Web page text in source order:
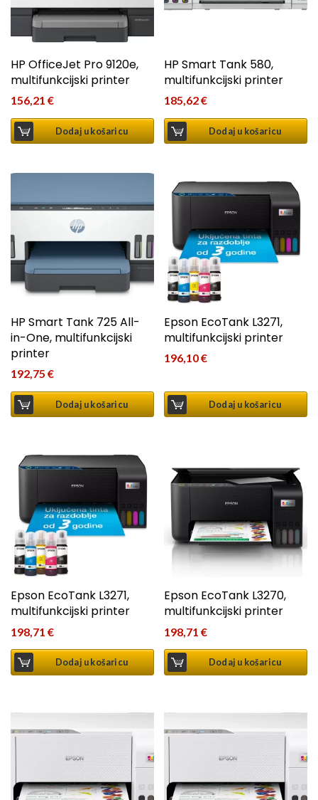
HP OfficeJet Pro 9120e,
multifunkcijski printer
156,21 €
Dodaj u košaricu
HP Smart Tank 580,
multifunkcijski printer
185,62€
Dodaj u košaricu
HP Smart Tank 725 All-
in-One, multifunkcijski
printer
192,75 €
Dodaj u košaricu
Epson EcoTank L3271,
multifunkcijski printer
196,10€
Dodaj u košaricu
Epson EcoTank L3271,
multifunkcijski printer
198,71 €
Dodaj u košaricu
Epson EcoTank L3270,
multifunkcijski printer
198,71€
Dodaj u košaricu